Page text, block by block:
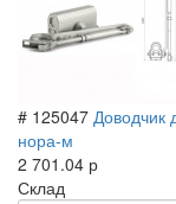
# 125047 Доводчик
нора-м
2 701.04 р
Склад